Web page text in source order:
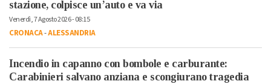
stazione, colpisce un’auto e va via
Venerdì, 7 Agosto 2026 - 08:15
CRONACA-ALESSANDRIA
Incendio in capanno con bombole e carburante:
Carabinieri salvano anziana e scongiurano tragedia